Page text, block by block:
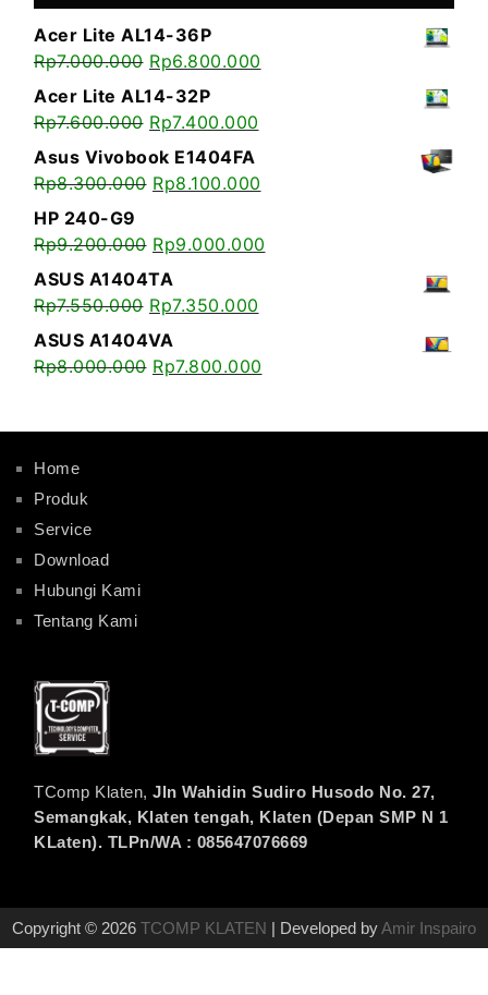
Acer Lite AL14-36P
Rp7.000.000 Rp6.800.000
Acer Lite AL14-32P
Rp7.600.000 Rp7.400.000
Asus Vivobook E1404FA
Rp8.300.000 Rp8.100.000
HP 240-G9
Rp9.200.000 Rp9.000.000
ASUS A1404TA
Rp7.550.000 Rp7.350.000
ASUS A1404VA
Rp8.000.000 Rp7.800.000
Home
Produk
Service
Download
Hubungi Kami
Tentang Kami
TComp Klaten, Jln Wahidin Sudiro Husodo No. 27,
Semangkak, Klaten tengah, Klaten (Depan SMP N 1
KLaten). TLPn/WA : 085647076669
Copyright © 2026 TCOMP KLATEN | Developed byAmir Inspairo